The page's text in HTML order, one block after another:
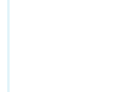
Schutzbrille grau, EN 166
kratzfeste Schutzbrille,
Honeywell Schutzbrille